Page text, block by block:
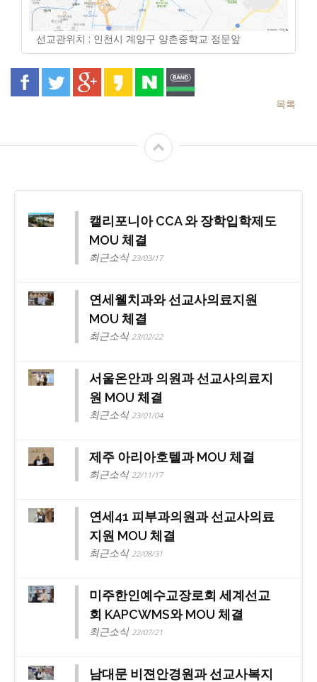
선교관위치 : 인천시 계양구 양촌중학교 정문앞
목록
캘리포니아 CCA 와 장학입학제도
MOU 체결
최근소식 23/03/17
연세웰치과와 선교사의료지원
MOU 체결
최근소식 23/02/22
서울온안과 의원과 선교사의료지
원 MOU 체결
최근소식 23/01/04
제주 아리아호텔과 MOU 체결
최근소식 22/11/17
연세41 피부과의원과 선교사의료
지원 MOU 체결
최근소식 22/08/31
미주한인예수교장로회 세계선교
회 KAPCWMS와 MOU 체결
최근소식 22/07/21
남대문 비젼안경원과 선교사복지